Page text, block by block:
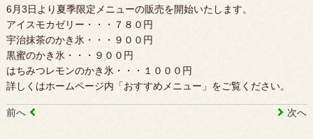
6月3日より夏季限定メニューの販売を開始いたします。
アイスモカゼリー・・・７８０円
宇治抹茶のかき氷・・・９００円
黒蜜のかき氷・・・９００円
はちみつレモンのかき氷・・・１０００円
詳しくはホームページ内「おすすめメニュー」をご覧ください。
前へ 次へ